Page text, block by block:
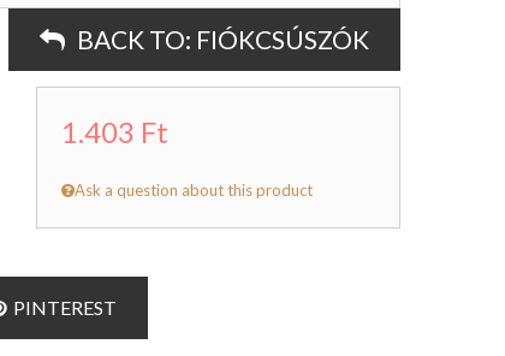
BACK TO: FIÓKCSÚSZÓK
1.403 Ft
Ask a question about this product
PINTEREST